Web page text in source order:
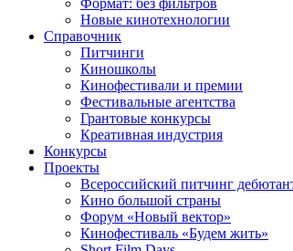
Формат: без фильтров
Новые кинотехнологии
Справочник
Питчинги
Киношколы
Кинофестивали и премии
Фестивальные агентства
Грантовые конкурсы
Креативная индустрия
Конкурсы
Проекты
Всероссийский питчинг
Кино большой страны
Форум «Новый вектор»
Кинофестиваль «Будем жить»